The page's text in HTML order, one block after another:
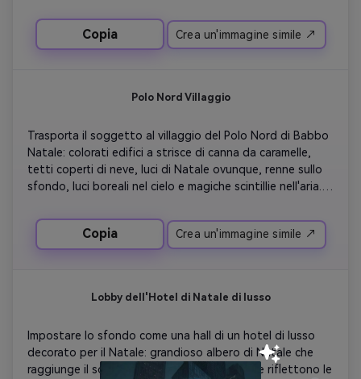
fotografia dei primi anni del 1900.
Copia Crea un'immagine simile ↗
Polo Nord Villaggio
Trasporta il soggetto al villaggio del Polo Nord di Babbo
Natale: colorati edifici a strisce di canna da caramelle,
tetti coperti di neve, luci di Natale ovunque, renne sullo
sfondo, luci boreali nel cielo e magiche scintillie nell'aria.
vibrante.
Copia Crea un'immagine simile ↗
Lobby dell'Hotel di Natale di lusso
Impostare lo sfondo come una hall di un hotel di lusso
decorato per il Natale: grandioso albero di Natale che
raggiunge il soffitto, pavimenti in marmo che riflettono le